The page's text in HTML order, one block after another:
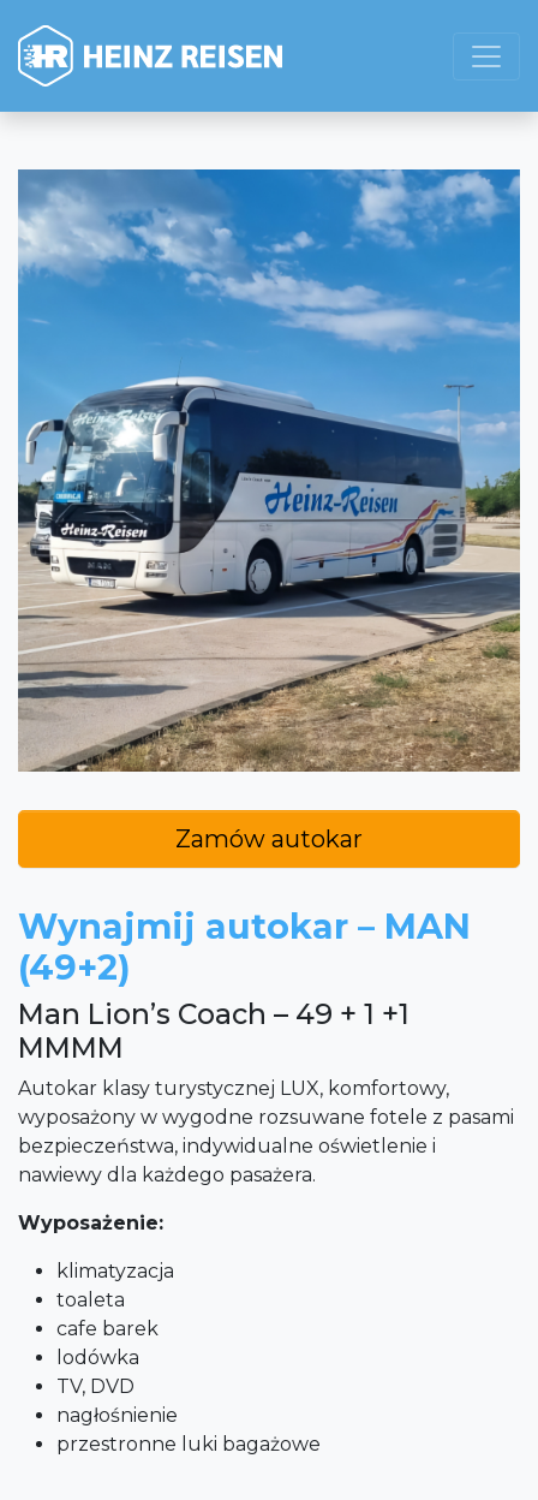
Zamów autokar
Wynajmij autokar – MAN
(49+2)
Man Lion’s Coach – 49 + 1 +1
MMMM
Autokar klasy turystycznej LUX, komfortowy,
wyposażony w wygodne rozsuwane fotele z pasami
bezpieczeństwa, indywidualne oświetlenie i
nawiewy dla każdego pasażera.
Wyposażenie:
klimatyzacja
toaleta
cafe barek
lodówka
TV, DVD
nagłośnienie
przestronne luki bagażowe